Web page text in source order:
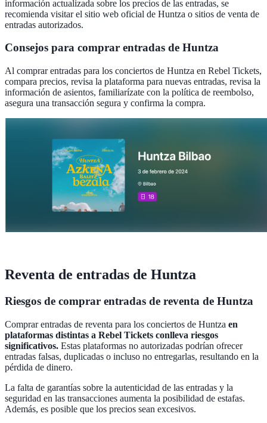
información actualizada sobre los precios de las entradas, se
recomienda visitar el sitio web oficial de Huntza o sitios de venta de
entradas autorizados.
Consejos para comprar entradas de Huntza
Al comprar entradas para los conciertos de Huntza en Rebel Tickets,
compara precios, revisa la plataforma para nuevas entradas, revisa la
información de asientos, familiarízate con la política de reembolso,
asegura una transacción segura y confirma la compra.
Reventa de entradas de Huntza
Riesgos de comprar entradas de reventa de Huntza
Comprar entradas de reventa para los conciertos de Huntza en
plataformas distintas a Rebel Tickets conlleva riesgos
significativos. Estas plataformas no autorizadas podrían ofrecer
entradas falsas, duplicadas o incluso no entregarlas, resultando en la
pérdida de dinero.
La falta de garantías sobre la autenticidad de las entradas y la
seguridad en las transacciones aumenta la posibilidad de estafas.
Además, es posible que los precios sean excesivos.